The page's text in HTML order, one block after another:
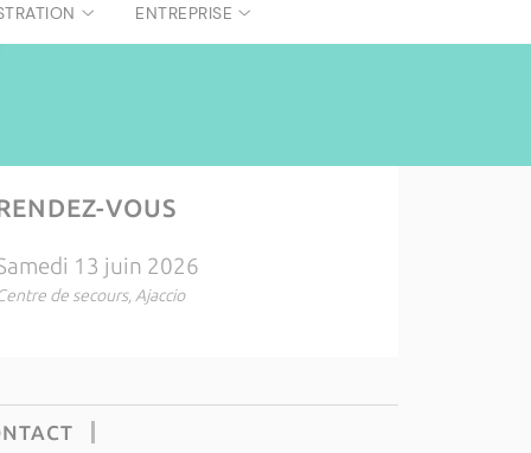
ENTREPRISE
VOUS
13 juin 2026
de secours, Ajaccio